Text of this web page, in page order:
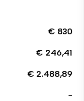
€ 830
€ 246,41
€ 2.488,89
-